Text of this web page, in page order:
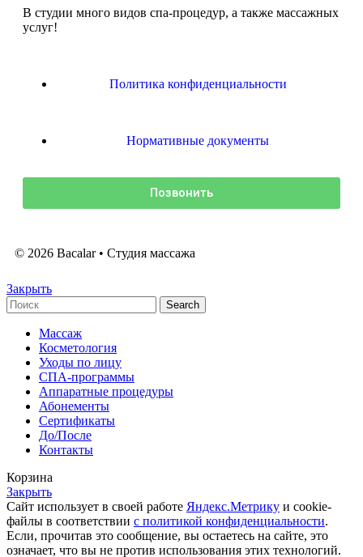
В студии много видов спа-процедур, а также массажных
услуг!
Политика конфиденциальности
Нормативные документы
Позвонить
© 2026 Bacalar • Студия массажа
Закрыть
Search
Массаж
Косметология
Уходы по лицу
СПА-программы
Аппаратные процедуры
Абонементы
Сертификаты
До/После
Контакты
Корзина
Закрыть
Сайт использует в своей работе Яндекс.Метрику и cookie-
файлы в соответствии с политикой конфиденциальности.
Если, прочитав это сообщение, вы остаетесь на сайте, это
означает, что вы не против использования этих технологий.